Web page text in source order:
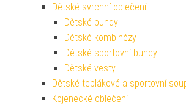
Dětské svrchní oblečení
Dětské bundy
Dětské kombinézy
Dětské sportovní bundy
Dětské vesty
Dětské teplákové a sportovní
Kojenecké oblečení